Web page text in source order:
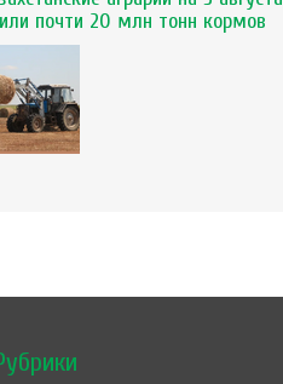
почти 20 млн тонн кормов